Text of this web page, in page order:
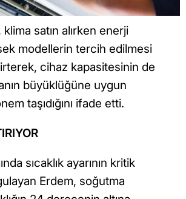
satın alırken enerji
modellerin tercih edilmesi
cihaz kapasitesinin de
büyüklüğüne uygun
taşıdığını ifade etti.
sıcaklık ayarının kritik
Erdem, soğutma